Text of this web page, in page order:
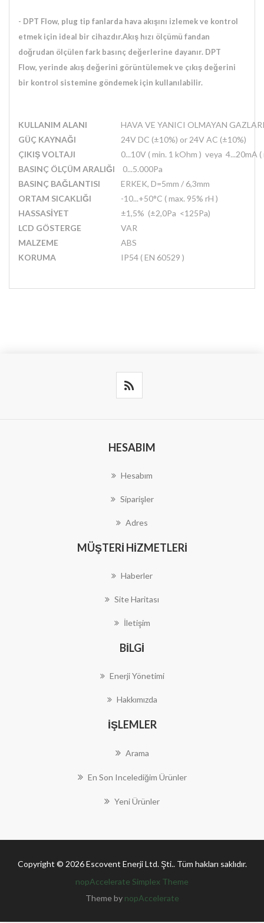
- DPT Flow, plug tip fanlarda hava akışını izlemek ve kontrol
etmek için ideal bir cihazdır.Akış hızı ölçümü fandan
doğrudan ölçülen fark basınç değerlerine dayanır. DPT
Flow, yerinde akış değerini görüntülemek ve çıkış değerini
bir kontrol sistemine göndemek için kullanılabilir.
KULLANIM ALANI
HAVA VE YANICI OLMAYAN
GÜÇ KAYNAĞI
24V DC (±10%) or 24V AC (±10%)
ÇIKIŞ VOLTAJI
0...10V ( min. 1 kOhm ) veya 4...20mA
BASINÇ ÖLÇÜM ARALIĞI
0...5.000Pa
BASINÇ BAĞLANTISI
ERKEK, D=5mm / 6,3mm
ORTAM SICAKLIĞI
-10...+50°C ( max. 95% rH )
HASSASİYET
±1,5% (±2,0Pa <125Pa)
LCD GÖSTERGE
VAR
MALZEME
ABS
KORUMA
IP54 ( EN 60529 )
HESABIM
Hesabım
Siparişler
Adres
MÜŞTERI HIZMETLERI
Haberler
Site Haritası
İletişim
BILGI
Enerji Yönetimi
Hakkımızda
İŞLEMLER
Arama
En Son Incelediğim Ürünler
Yeni Ürünler
Copyright © 2026 Escovent Enerji Ltd. Şti.. Tüm hakları saklıdır.
nopAccelerate Simplex Theme
Theme by nopAccelerate